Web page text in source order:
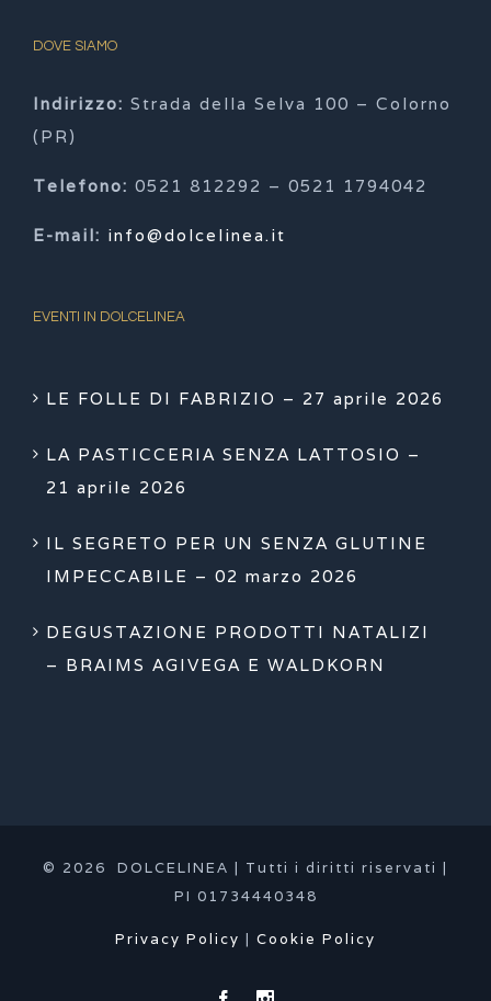
DOVE SIAMO
Indirizzo: Strada della Selva 100 – Colorno
(PR)
Telefono: 0521 812292 – 0521 1794042
E-mail: info@dolcelinea.it
EVENTI IN DOLCELINEA
LE FOLLE DI FABRIZIO – 27 aprile 2026
LA PASTICCERIA SENZA LATTOSIO –
21 aprile 2026
IL SEGRETO PER UN SENZA GLUTINE
IMPECCABILE – 02 marzo 2026
DEGUSTAZIONE PRODOTTI NATALIZI
– BRAIMS AGIVEGA E WALDKORN
© 2026 DOLCELINEA | Tutti i diritti riservati |
PI 01734440348
Privacy Policy | Cookie Policy
Facebook